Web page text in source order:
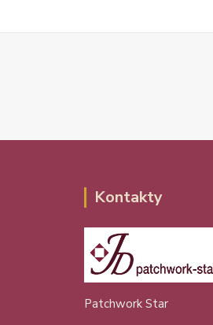
Kontakty
Patchwork Star